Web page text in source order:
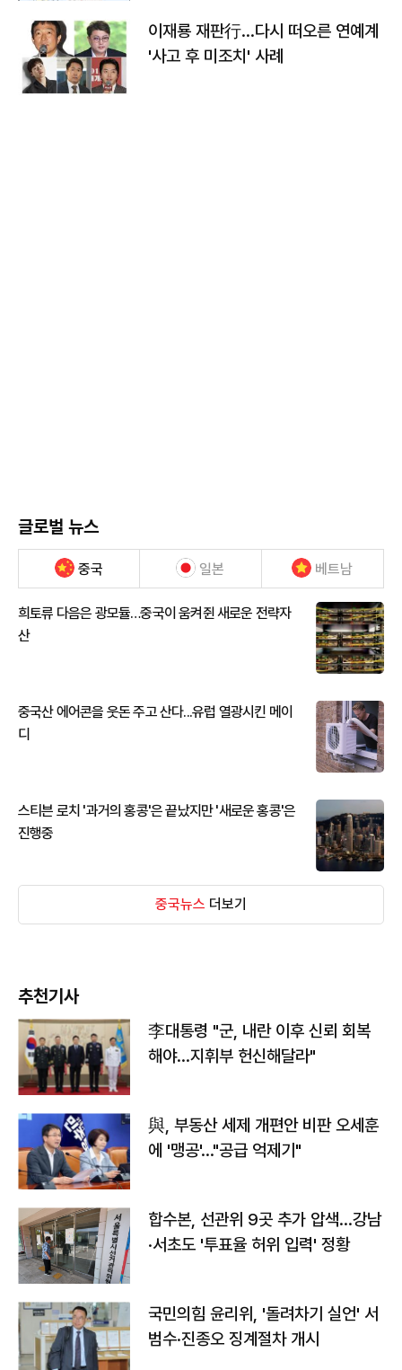
이재룡 재판行…다시 떠오른 연예계
'사고 후 미조치' 사례
글로벌 뉴스
중국 일본 베트남
희토류 다음은 광모듈…중국이 움켜쥔 새로운 전략자
산
중국산 에어콘을 웃돈 주고 산다...유럽 열광시킨 메이
디
스티븐 로치 '과거의 홍콩'은 끝났지만 '새로운 홍콩'은
진행중
중국뉴스 더보기
추천기사
李대통령 "군, 내란 이후 신뢰 회복
해야…지휘부 헌신해달라"
與, 부동산 세제 개편안 비판 오세훈
에 '맹공'…"공급 억제기"
합수본, 선관위 9곳 추가 압색…강남
·서초도 '투표율 허위 입력' 정황
국민의힘 윤리위, '돌려차기 실언' 서
범수·진종오 징계절차 개시